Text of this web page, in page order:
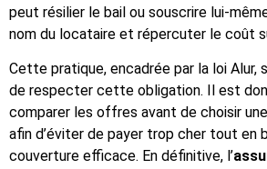
peut résilier le bail ou souscrire lui-
nom du locataire et répercuter le coût
Cette pratique, encadrée par la loi Alur,
de respecter cette obligation. Il est
comparer les offres avant de choisir
afin d’éviter de payer trop cher tout en
couverture efficace. En définitive, l’